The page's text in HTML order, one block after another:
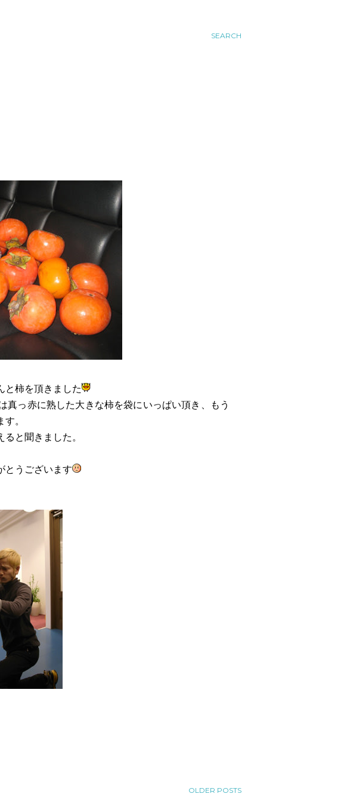
SEARCH
と柿を頂きました
真っ赤に熟した大きな柿を袋にいっぱい頂き、もう
。
と聞きました。
とうございます
OLDER POSTS